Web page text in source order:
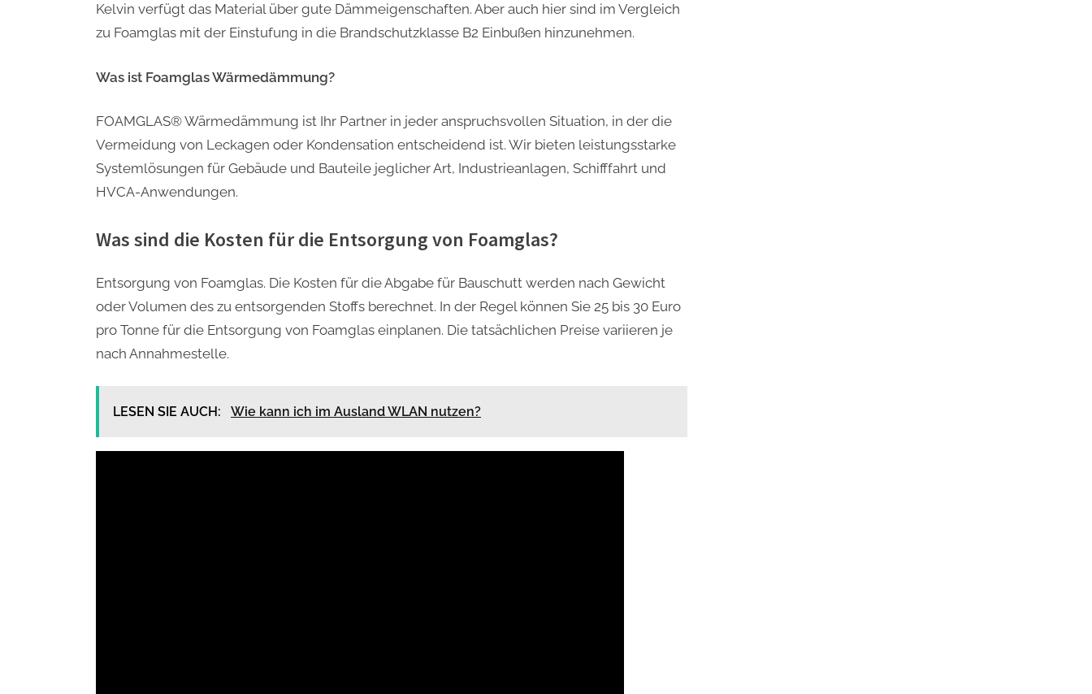
Kelvin verfügt das Material über gute Dämmeigenschaften. Aber auch hier sind im Vergleich
zu Foamglas mit der Einstufung in die Brandschutzklasse B2 Einbußen hinzunehmen.
Was ist Foamglas Wärmedämmung?
FOAMGLAS® Wärmedämmung ist Ihr Partner in jeder anspruchsvollen Situation, in der die
Vermeidung von Leckagen oder Kondensation entscheidend ist. Wir bieten leistungsstarke
Systemlösungen für Gebäude und Bauteile jeglicher Art, Industrieanlagen, Schifffahrt und
HVCA-Anwendungen.
Was sind die Kosten für die Entsorgung von Foamglas?
Entsorgung von Foamglas. Die Kosten für die Abgabe für Bauschutt werden nach Gewicht
oder Volumen des zu entsorgenden Stoffs berechnet. In der Regel können Sie 25 bis 30 Euro
pro Tonne für die Entsorgung von Foamglas einplanen. Die tatsächlichen Preise variieren je
nach Annahmestelle.
LESEN SIE AUCH: Wie kann ich im Ausland WLAN nutzen?